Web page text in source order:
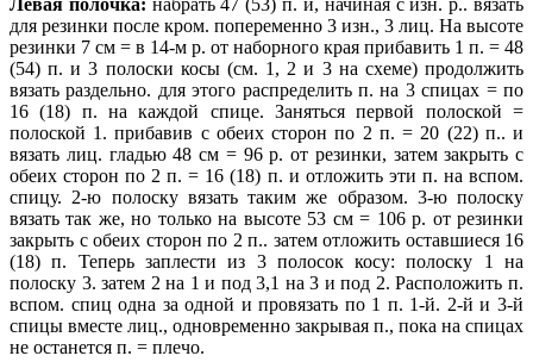
Левая полочка: набрать 47 (53) п. и, начиная с изн. р.. вязать
для резинки после кром. попеременно 3 изн., 3 лиц. На высоте
резинки 7 см = в 14-м р. от наборного края прибавить 1 п. = 48
(54) п. и 3 полоски косы (см. 1, 2 и 3 на схеме) продолжить
вязать раздельно. для этого распределить п. на 3 спицах = по
16 (18) п. на каждой спице. Заняться первой полоской =
полоской 1. прибавив с обеих сторон по 2 п. = 20 (22) п.. и
вязать лиц. гладью 48 см = 96 р. от резинки, затем закрыть с
обеих сторон по 2 п. = 16 (18) п. и отложить эти п. на вспом.
спицу. 2-ю полоску вязать таким же образом. 3-ю полоску
вязать так же, но только на высоте 53 см = 106 р. от резинки
закрыть с обеих сторон по 2 п.. затем отложить оставшиеся 16
(18) п. Теперь заплести из 3 полосок косу: полоску 1 на
полоску 3. затем 2 на 1 и под 3,1 на 3 и под 2. Расположить п.
вспом. спиц одна за одной и провязать по 1 п. 1-й. 2-й и 3-й
спицы вместе лиц., одновременно закрывая п., пока на спицах
не останется п. = плечо.